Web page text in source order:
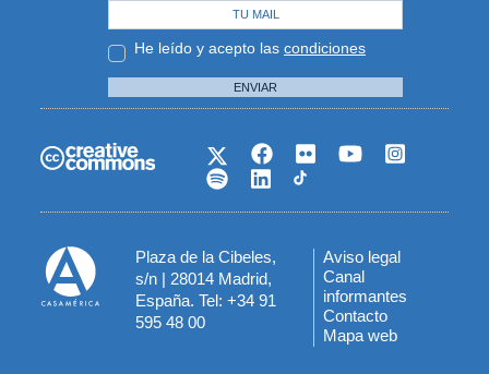
He leído y acepto las condiciones
ENVIAR
Plaza de la Cibeles,
s/n | 28014 Madrid,
España. Tel: +34 91
595 48 00
Menú
del
pie
Aviso legal
Canal
informantes
Contacto
Mapa web